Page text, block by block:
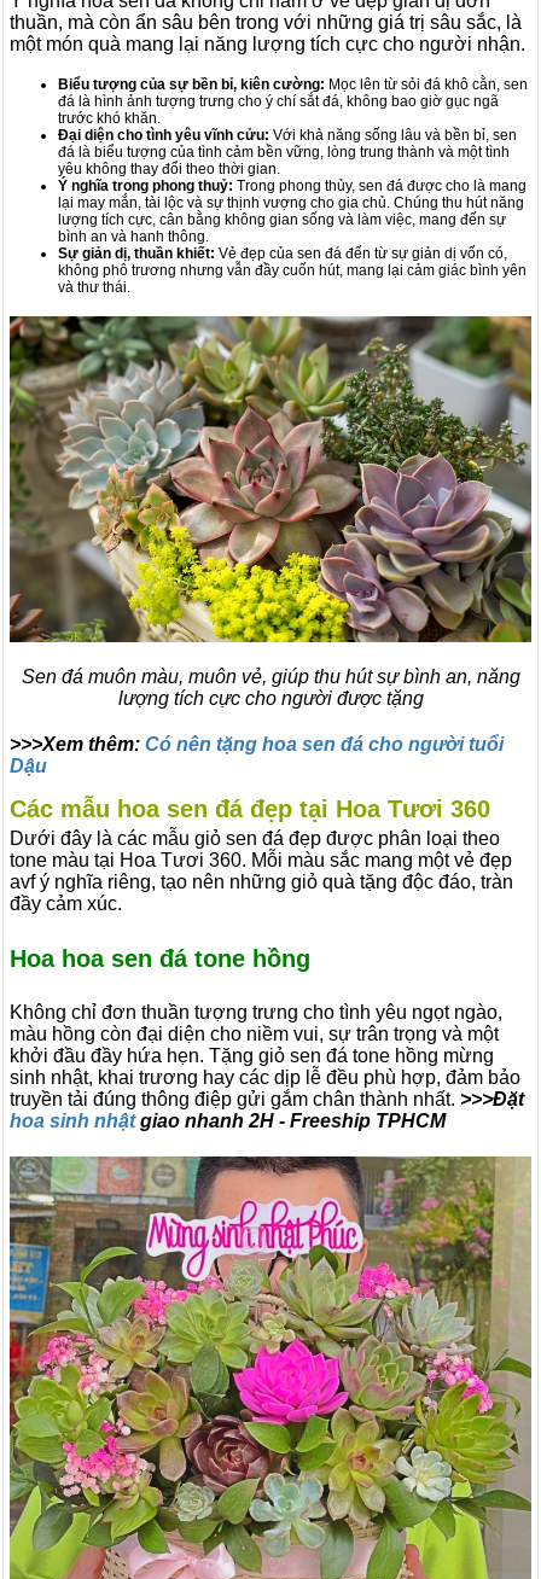
thuần, mà còn ẩn sâu bên trong với những giá trị sâu sắc, là
một món quà mang lại năng lượng tích cực cho người nhận.
Biểu tượng của sự bền bỉ, kiên cường: Mọc lên từ sỏi đá khô cằn, sen
đá là hình ảnh tượng trưng cho ý chí sắt đá, không bao giờ gục ngã
trước khó khăn.
Đại diện cho tình yêu vĩnh cửu: Với khả năng sống lâu và bền bỉ, sen
đá là biểu tượng của tình cảm bền vững, lòng trung thành và một tình
yêu không thay đổi theo thời gian.
Ý nghĩa trong phong thuỷ: Trong phong thủy, sen đá được cho là mang
lại may mắn, tài lộc và sự thịnh vượng cho gia chủ. Chúng thu hút năng
lượng tích cực, cân bằng không gian sống và làm việc, mang đến sự
bình an và hanh thông.
Sự giản dị, thuần khiết: Vẻ đẹp của sen đá đến từ sự giản dị vốn có,
không phô trương nhưng vẫn đầy cuốn hút, mang lại cảm giác bình yên
và thư thái.
Sen đá muôn màu, muôn vẻ, giúp thu hút sự bình an, năng
lượng tích cực cho người được tặng
>>>Xem thêm: Có nên tặng hoa sen đá cho người tuổi
Dậu
Các mẫu hoa sen đá đẹp tại Hoa Tươi 360
Dưới đây là các mẫu giỏ sen đá đẹp được phân loại theo
tone màu tại Hoa Tươi 360. Mỗi màu sắc mang một vẻ đẹp
avf ý nghĩa riêng, tạo nên những giỏ quà tặng độc đáo, tràn
đầy cảm xúc.
Hoa hoa sen đá tone hồng
Không chỉ đơn thuần tượng trưng cho tình yêu ngọt ngào,
màu hồng còn đại diện cho niềm vui, sự trân trọng và một
khởi đầu đầy hứa hẹn. Tặng giỏ sen đá tone hồng mừng
sinh nhật, khai trương hay các dịp lễ đều phù hợp, đảm bảo
truyền tải đúng thông điệp gửi gắm chân thành nhất. >>>Đặt
hoa sinh nhậtgiao nhanh 2H - Freeship TPHCM